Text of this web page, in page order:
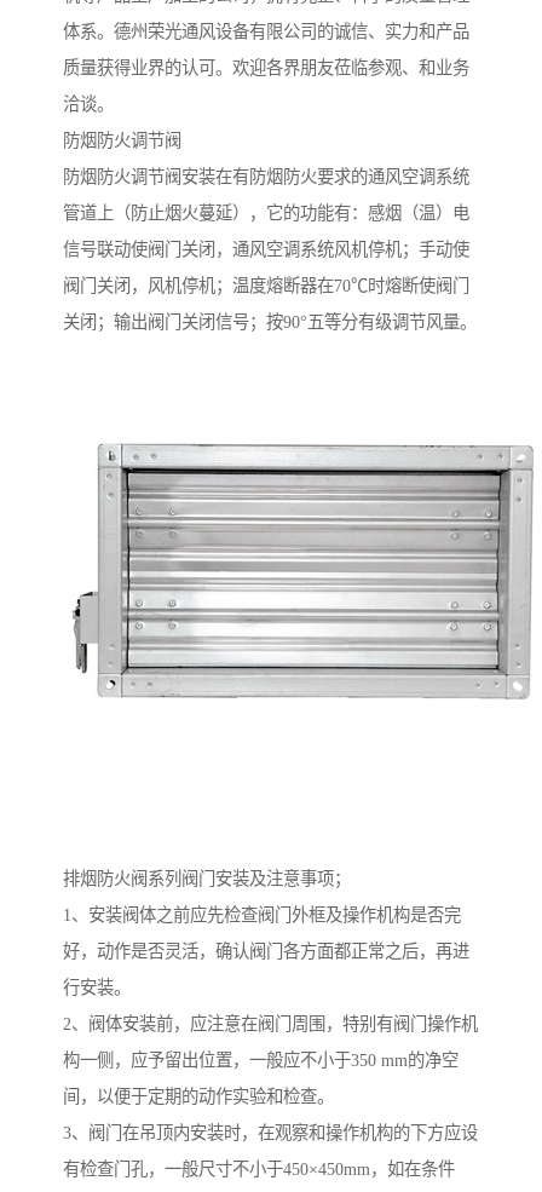
体系。德州荣光通风设备有限公司的诚信、实力和产品
质量获得业界的认可。欢迎各界朋友莅临参观、和业务
洽谈。
防烟防火调节阀
防烟防火调节阀安装在有防烟防火要求的通风空调系统
管道上（防止烟火蔓延），它的功能有：感烟（温）电
信号联动使阀门关闭，通风空调系统风机停机；手动使
阀门关闭，风机停机；温度熔断器在70℃时熔断使阀门
关闭；输出阀门关闭信号；按90°五等分有级调节风量。
排烟防火阀系列阀门安装及注意事项；
1、安装阀体之前应先检查阀门外框及操作机构是否完
好，动作是否灵活，确认阀门各方面都正常之后，再进
行安装。
2、阀体安装前，应注意在阀门周围，特别有阀门操作机
构一侧，应予留出位置，一般应不小于350 mm的净空
间，以便于定期的动作实验和检查。
3、阀门在吊顶内安装时，在观察和操作机构的下方应设
有检查门孔，一般尺寸不小于450×450mm，如在条件